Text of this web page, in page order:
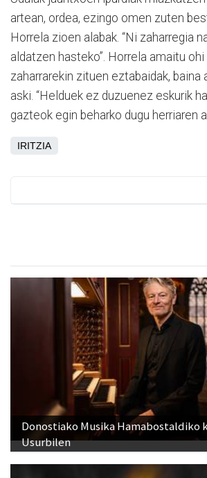
artean, ordea, ezingo omen zuten
Horrela zioen alabak. “Ni zaharregia
aldatzen hasteko”. Horrela amaitu
zaharrarekin zituen eztabaidak, baina
aski. “Helduek ez duzuenez eskurik
gazteok egin beharko dugu herriaren
IRITZIA
Donostiako Musika Hamabostaldiko
Usurbilen